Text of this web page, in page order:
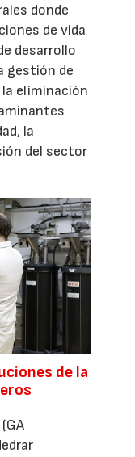
donde
de vida
desarrollo
gestión de
eliminación
la
del sector
de la